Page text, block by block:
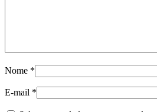
Nome *
E-mail *